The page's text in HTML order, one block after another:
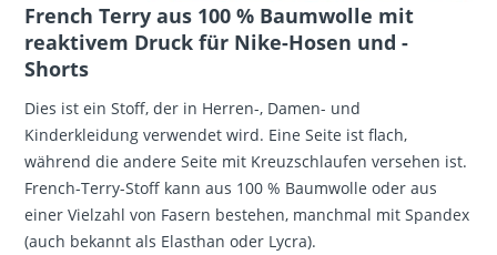
French Terry aus 100 % Baumwolle mit
reaktivem Druck für Nike-Hosen und -
Shorts
Dies ist ein Stoff, der in Herren-, Damen- und
Kinderkleidung verwendet wird. Eine Seite ist flach,
während die andere Seite mit Kreuzschlaufen versehen ist.
French-Terry-Stoff kann aus 100 % Baumwolle oder aus
einer Vielzahl von Fasern bestehen, manchmal mit Spandex
(auch bekannt als Elasthan oder Lycra).